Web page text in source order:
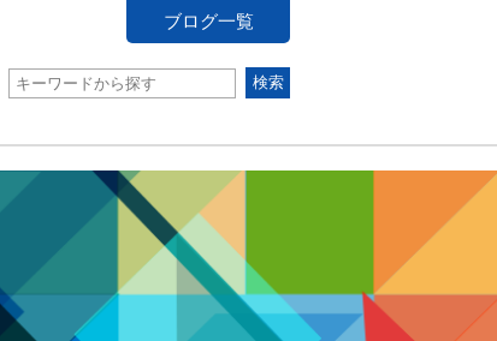
ブログ一覧